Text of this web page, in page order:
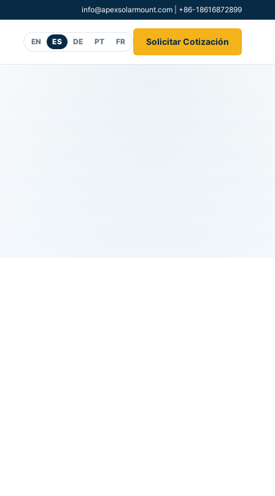
info@apexsolarmount.com +86-18616872899
EN ES DE PT FR Solicitar Cotización